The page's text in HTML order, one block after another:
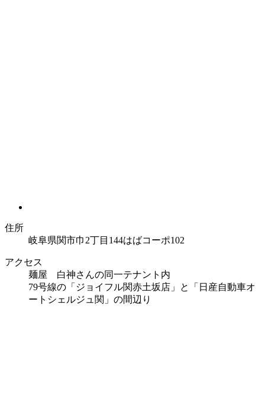
住所
岐阜県関市巾2丁目144はばコーポ102
アクセス
麺屋 白神さんの同一テナント内
79号線の「ジョイフル関赤土坂店」と「日産自動車オ
ートシェルジュ関」の間辺り